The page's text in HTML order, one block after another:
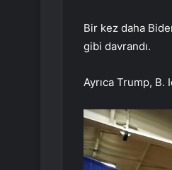
Bir kez daha
gibi davrandı.
Ayrıca Trump, B.